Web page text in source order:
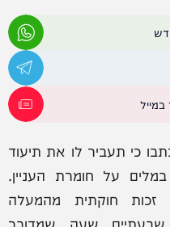
כי תעביר לו את תיעוד
על חומרת העניין.
חוקתית מהמעלה